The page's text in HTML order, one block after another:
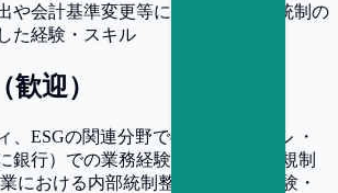
や会計基準変更等に伴って、内部統制の
た経験・スキル
迎）
、ESGの関連分野での経験・スキル ・
銀行）での業務経験 ・各国の開示規制
における内部統制整備にかかる経験・